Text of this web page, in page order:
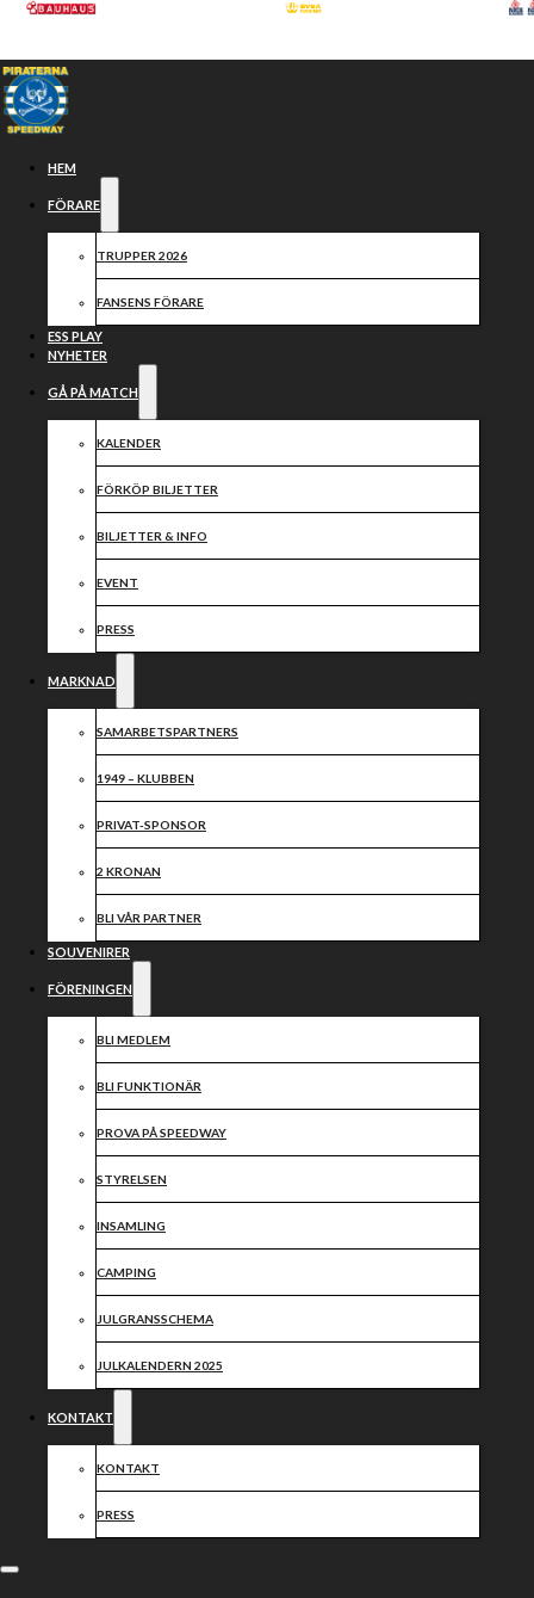
Hoppa till huvudinnehåll
HEM
FÖRARE
TRUPPER 2026
FANSENS FÖRARE
ESS PLAY
NYHETER
GÅ PÅ MATCH
KALENDER
FÖRKÖP BILJETTER
BILJETTER & INFO
EVENT
PRESS
MARKNAD
SAMARBETSPARTNERS
1949 – KLUBBEN
PRIVAT-SPONSOR
2 KRONAN
BLI VÅR PARTNER
SOUVENIRER
FÖRENINGEN
BLI MEDLEM
BLI FUNKTIONÄR
PROVA PÅ SPEEDWAY
STYRELSEN
INSAMLING
CAMPING
JULGRANSSCHEMA
JULKALENDERN 2025
KONTAKT
KONTAKT
PRESS
Samarbetspartners
2024
Dela nyheten: